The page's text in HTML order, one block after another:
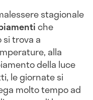
stagionale
che
trova a
alla
della luce
le giornate si
molto tempo ad